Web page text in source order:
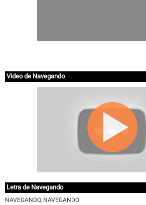
Video de Navegando
Letra de Navegando
NAVEGANDO, NAVEGANDO